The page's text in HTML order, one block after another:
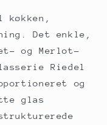
Det enkle,
og Merlot-
Riedel
og
glas